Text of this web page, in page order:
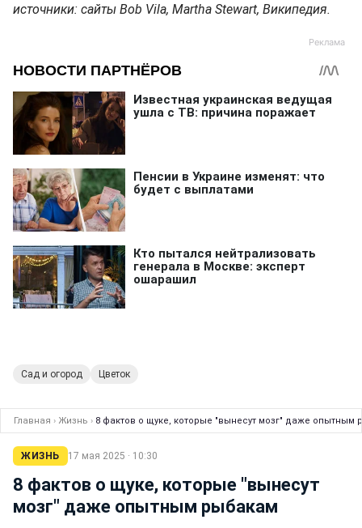
источники: сайты Bob Vila, Martha Stewart, Википедия.
Сад и огород Цветок
Главная › Жизнь › 8 фактов о щуке, которые "вынесут мозг" даже опытным
ЖИЗНЬ 17 мая 2025 · 10:30
8 фактов о щуке, которые "вынесут
мозг" даже опытным рыбакам